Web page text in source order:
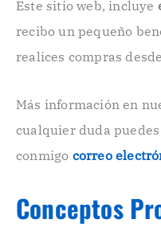
t
ó
n
o
.
Este sitio web, incluye
recibo un pequeño
realices compras
Más información en
cualquier duda
conmigo correo
Conceptos